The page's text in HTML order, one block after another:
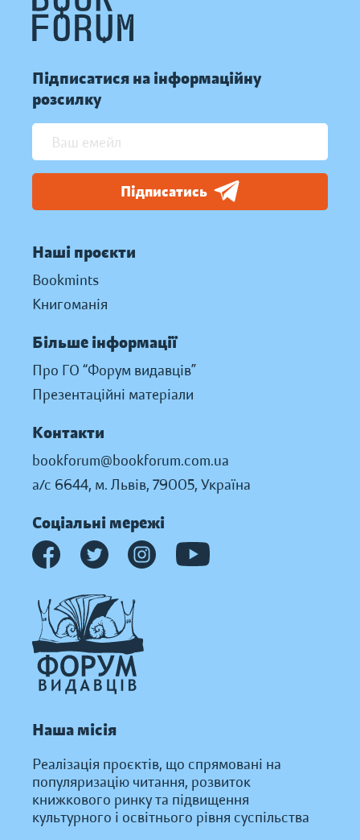
Підписатися на інформаційну
розсилку
Підписатись
Наші проєкти
Bookmints
Книгоманія
Більше інформації
Про ГО “Форум видавців”
Презентаційні матеріали
Контакти
bookforum@bookforum.com.ua
а/с 6644, м. Львів, 79005, Україна
Соціальні мережі
Наша місія
Реалізація проєктів, що спрямовані на
популяризацію читання, розвиток
книжкового ринку та підвищення
культурного і освітнього рівня суспільства